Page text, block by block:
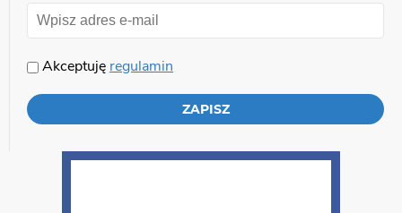
Akceptuję regulamin